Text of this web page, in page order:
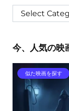
今、人気の映
似た映画を探す